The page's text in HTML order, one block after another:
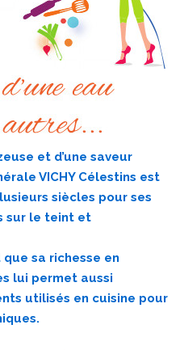
et d’une saveur
VICHY Célestins est
siècles pour ses
sur le teint et
que sa richesse en
lui permet aussi
utilisés en cuisine pour